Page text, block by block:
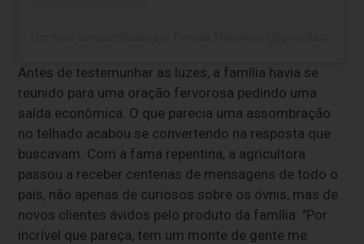
Antes de testemunhar as luzes, a família havia se
reunido para uma oração fervorosa pedindo uma
saída econômica. O que parecia uma assombração
no telhado acabou se convertendo na resposta que
buscavam. Com a fama repentina, a agricultora
passou a receber centenas de mensagens de todo o
país, não apenas de curiosos sobre os óvnis, mas de
novos clientes ávidos pelo produto da família. "Por
incrível que pareça, tem um monte de gente me